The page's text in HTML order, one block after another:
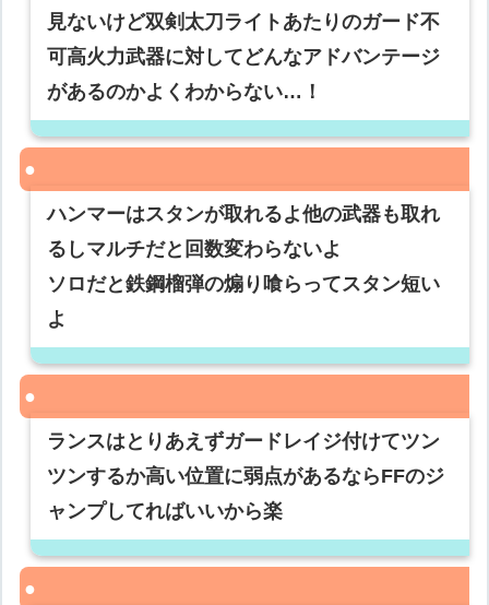
見ないけど双剣太刀ライトあたりのガード不
可高火力武器に対してどんなアドバンテージ
があるのかよくわからない…！
ハンマーはスタンが取れるよ他の武器も取れ
るしマルチだと回数変わらないよ
ソロだと鉄鋼榴弾の煽り喰らってスタン短い
よ
ランスはとりあえずガードレイジ付けてツン
ツンするか高い位置に弱点があるならFFのジ
ャンプしてればいいから楽